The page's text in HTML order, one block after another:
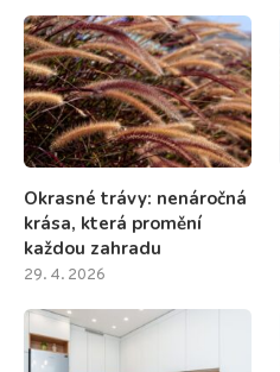
Okrasné trávy: nenáročná
krása, která promění
každou zahradu
29. 4. 2026